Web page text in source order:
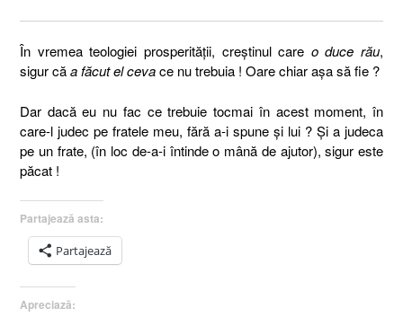
În vremea teologiei prosperităţii, creştinul care o duce rău,
sigur căa făcut el cevace nu trebuia ! Oare chiar aşa să fie ?
Dar dacă eu nu fac ce trebuie tocmai în acest moment, în
care-l judec pe fratele meu, fără a-i spune şi lui ? Şi a judeca
pe un frate, (în loc de-a-i întinde o mână de ajutor), sigur este
păcat !
Partajează asta:
Partajează
Apreciază: